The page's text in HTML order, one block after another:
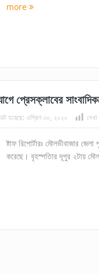
more
প্রেসক্লাবের
হয়েছে: এপ্রিল ৩০, ২০২০
ষ্টাফ রিপোর্টারঃ মৌলভীবাজার
করেছে। বৃহস্পতিার দূপুর ২টায়